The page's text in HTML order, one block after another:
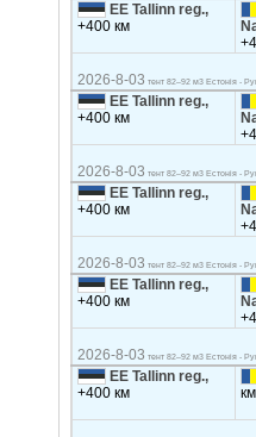
EE Tallinn reg.,
+400 км
2026-8-03 тент 82–92 м3 Естонія -
EE Tallinn reg.,
+400 км
2026-8-03 тент 82–92 м3 Естонія -
EE Tallinn reg.,
+400 км
2026-8-03 тент 82–92 м3 Естонія -
EE Tallinn reg.,
+400 км
2026-8-03 тент 82–92 м3 Естонія -
EE Tallinn reg.,
+400 км
км